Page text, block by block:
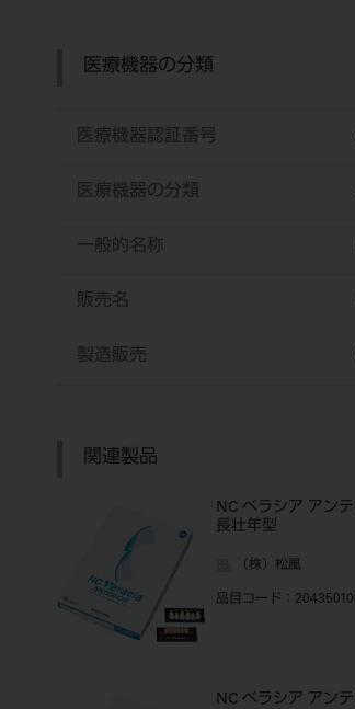
医療機器の分類
医療機器認証番号
医療機器の分類
一般的名称
販売名
製造販売
関連製品
NC ベラシア ア
長壮年型
（株）松風
品目コード ：
NC ベラシア ア